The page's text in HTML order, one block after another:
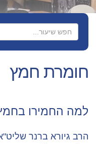
חומרת חמץ
למה החמירו
הרב גיורא ברנר